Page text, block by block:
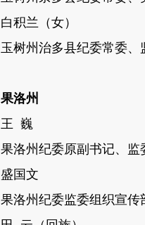
白积兰（女）
玉树州治多县纪委常委
果洛州
王 巍
果洛州纪委原副书记、
盛国文
果洛州纪委监委组织宣传